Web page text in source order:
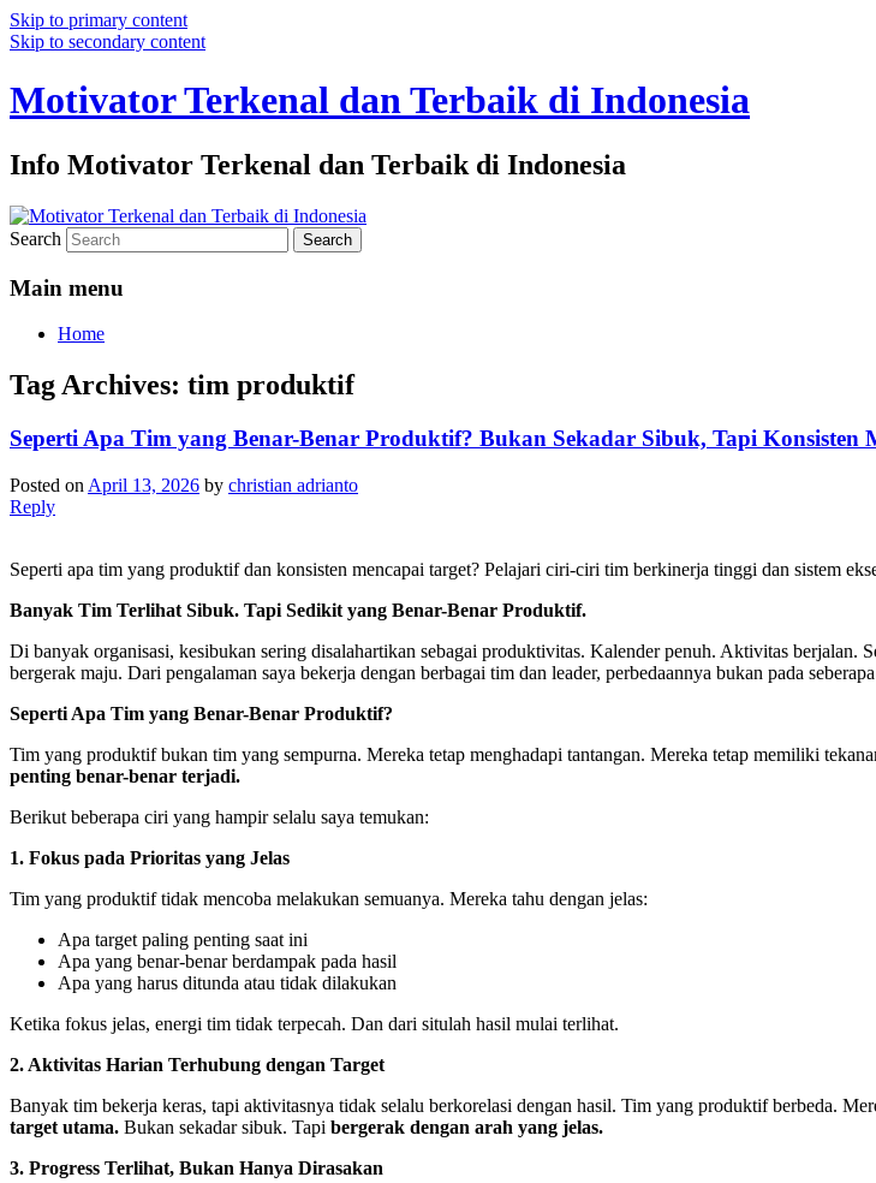
Skip to primary content
Skip to secondary content
Motivator Terkenal dan Terbaik di Indonesia
Info Motivator Terkenal dan Terbaik di Indonesia
Search
Main menu
Home
Tag Archives: tim produktif
Seperti Apa Tim yang Benar-Benar Produktif? Bukan Sekadar Sibuk, Tapi Konsisten
Posted on April 13, 2026 by christian adrianto
Reply
Seperti apa tim yang produktif dan konsisten mencapai target? Pelajari ciri-ciri tim berkinerja tinggi dan sistem
Banyak Tim Terlihat Sibuk. Tapi Sedikit yang Benar-Benar Produktif.
Di banyak organisasi, kesibukan sering disalahartikan sebagai produktivitas. Kalender penuh. Aktivitas
bergerak maju. Dari pengalaman saya bekerja dengan berbagai tim dan leader, perbedaannya bukan pada
Seperti Apa Tim yang Benar-Benar Produktif?
Tim yang produktif bukan tim yang sempurna. Mereka tetap menghadapi tantangan. Mereka tetap memiliki
penting benar-benar terjadi.
Berikut beberapa ciri yang hampir selalu saya temukan:
1. Fokus pada Prioritas yang Jelas
Tim yang produktif tidak mencoba melakukan semuanya. Mereka tahu dengan jelas:
Apa target paling penting saat ini
Apa yang benar-benar berdampak pada hasil
Apa yang harus ditunda atau tidak dilakukan
Ketika fokus jelas, energi tim tidak terpecah. Dan dari situlah hasil mulai terlihat.
2. Aktivitas Harian Terhubung dengan Target
Banyak tim bekerja keras, tapi aktivitasnya tidak selalu berkorelasi dengan hasil. Tim yang produktif berbeda.
target utama. Bukan sekadar sibuk. Tapi bergerak dengan arah yang jelas.
3. Progress Terlihat, Bukan Hanya Dirasakan